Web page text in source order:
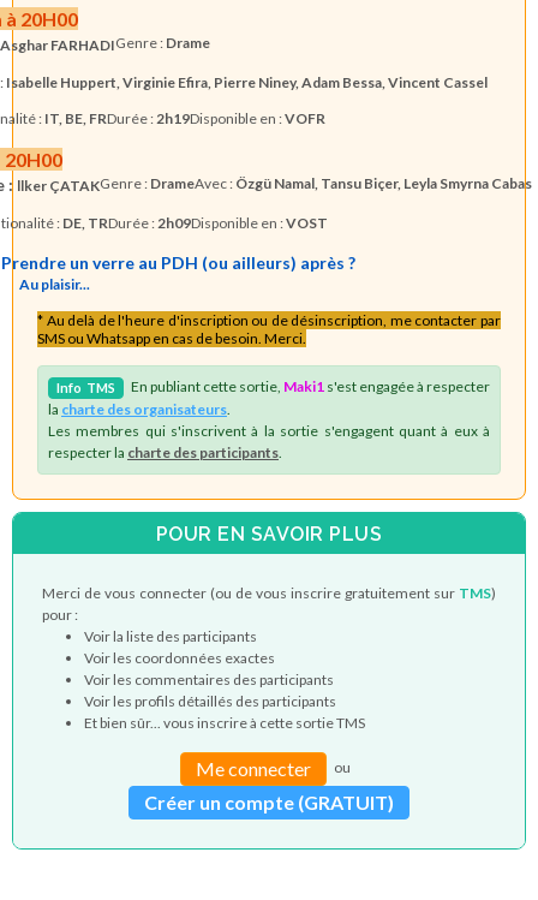
à 20H00
Asghar FARHADIGenre : Drame
Isabelle Huppert, Virginie Efira, Pierre Niney, Adam Bessa, Vincent Cassel
: IT, BE, FRDurée : 2h19Disponible en :VOFR
20H00
: llker ÇATAKGenre : DrameAvec : Özgü Namal, Tansu Biçer, Leyla Smyrna Cabas
: DE, TRDurée : 2h09Disponible en :VOST
Prendre un verre au PDH (ou ailleurs) après ?
Au plaisir...
* Au delà de l'heure d'inscription ou de désinscription, me contacter par
SMS ou Whatsapp en cas de besoin. Merci.
Info TMS En publiant cette sortie, Maki1 s'est engagée à respecter
la charte des organisateurs
Les membres qui s'inscrivent à la sortie s'engagent quant à eux à
respecter la charte des participants
POUR EN SAVOIR PLUS
Merci de vous connecter (ou de vous inscrire gratuitement sur TMS)
pour :
Voir la liste des participants
Voir les coordonnées exactes
Voir les commentaires des participants
Voir les profils détaillés des participants
Et bien sûr... vous inscrire à cette sortie TMS
Me connecter ou
Créer un compte (GRATUIT)